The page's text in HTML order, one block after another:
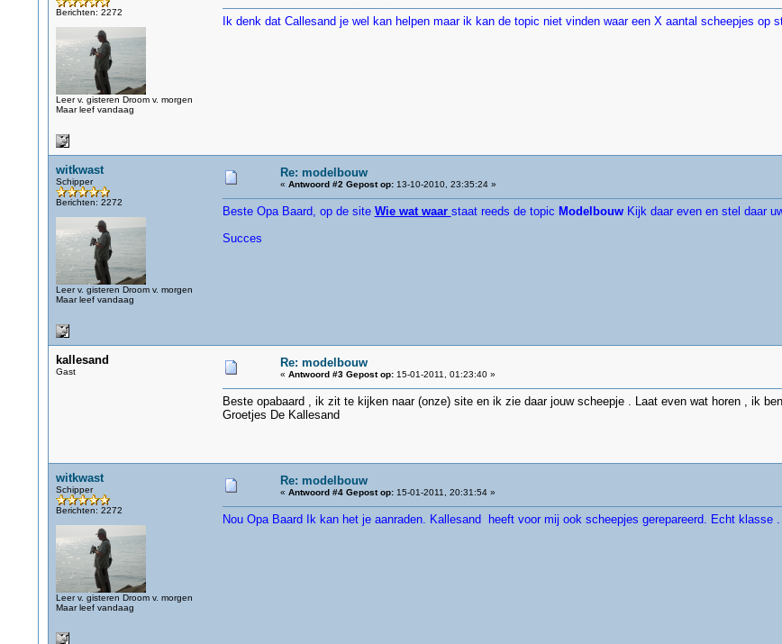
Berichten: 2272
Leer v. gisteren Droom v. morgen
Maar leef vandaag
Ik denk dat Callesand je wel kan helpen maar ik kan de topic niet vinden waar een X aantal scheepjes op
witkwast
Schipper
Berichten: 2272
Leer v. gisteren Droom v. morgen
Maar leef vandaag
Re: modelbouw
« Antwoord #2 Gepost op:13-10-2010, 23:35:24 »
Beste Opa Baard, op de site Wie wat waar staat reeds de topic ModelbouwKijk daar even en stel daar
Succes
kallesand
Gast
Re: modelbouw
« Antwoord #3 Gepost op:15-01-2011, 01:23:40 »
Beste opabaard , ik zit te kijken naar (onze) site en ik zie daar jouw scheepje . Laat even wat horen , ik
Groetjes De Kallesand
witkwast
Schipper
Berichten: 2272
Leer v. gisteren Droom v. morgen
Maar leef vandaag
Re: modelbouw
« Antwoord #4 Gepost op:15-01-2011, 20:31:54 »
Nou Opa Baard Ik kan het je aanraden. Kallesand heeft voor mij ook scheepjes gerepareerd. Echt klasse .